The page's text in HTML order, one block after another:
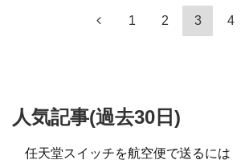
1 2 3 4
人気記事(過去30日)
任天堂スイッチを航空便で送るには